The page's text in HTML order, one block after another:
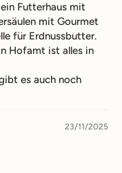
Futterhaus mit
mit Gourmet
für Erdnussbutter.
Hofamt ist alles in
es auch noch
23/11/2025